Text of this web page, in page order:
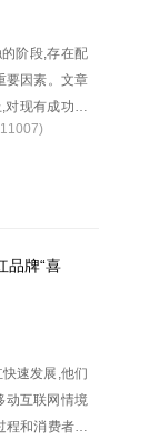
阶段,存在配
要因素。文章
对现有成功配
、经济和配
户群体。并
货和送货上
品牌“喜
速发展,他们
动互联网情境
程和消费者情